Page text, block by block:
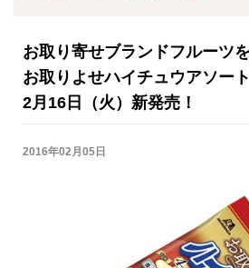
お取り寄せブランドフルーツ
お取りよせハイチュウアソート
2月16日（火）新発売！
2016年02月05日